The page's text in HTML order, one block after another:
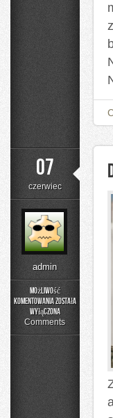
07
czerwiec
admin
Możliwość
komentowania
Domowe
została
wyłączona
Comments